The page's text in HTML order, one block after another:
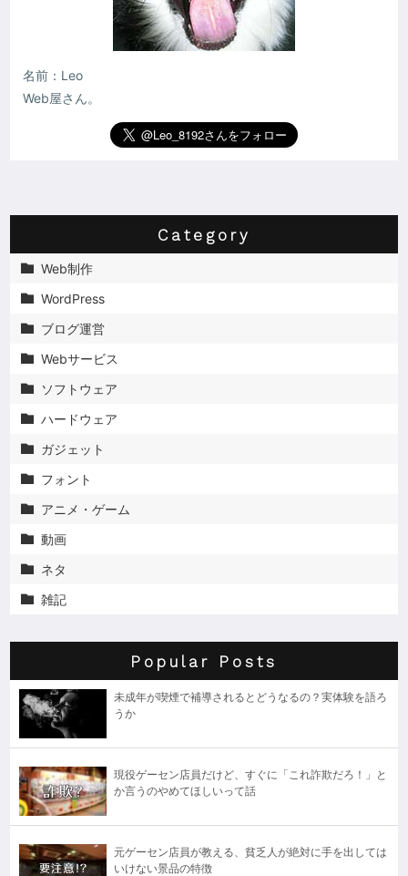
名前：Leo
Web屋さん。
Category
 Web制作
 WordPress
 ブログ運営
 Webサービス
 ソフトウェア
 ハードウェア
 ガジェット
 フォント
 アニメ・ゲーム
 動画
 ネタ
 雑記
Popular Posts
未成年が喫煙で補導されるとどうなるの？実体験を語ろ
うか
現役ゲーセン店員だけど、すぐに「これ詐欺だろ！」と
か言うのやめてほしいって話
元ゲーセン店員が教える、貧乏人が絶対に手を出しては
いけない景品の特徴